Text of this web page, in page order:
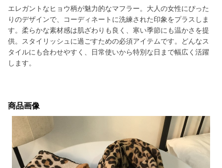
エレガントなヒョウ柄が魅力的なマフラー。大人の女性にぴった
りのデザインで、コーディネートに洗練された印象をプラスしま
す。柔らかな素材感は肌ざわりも良く、寒い季節にも温かさを提
供。スタイリッシュに過ごすための必須アイテムです。どんなス
タイルにも合わせやすく、日常使いから特別な日まで幅広く活躍
します。
商品画像